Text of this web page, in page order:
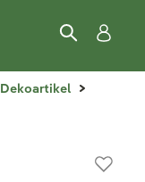
Dekoartikel